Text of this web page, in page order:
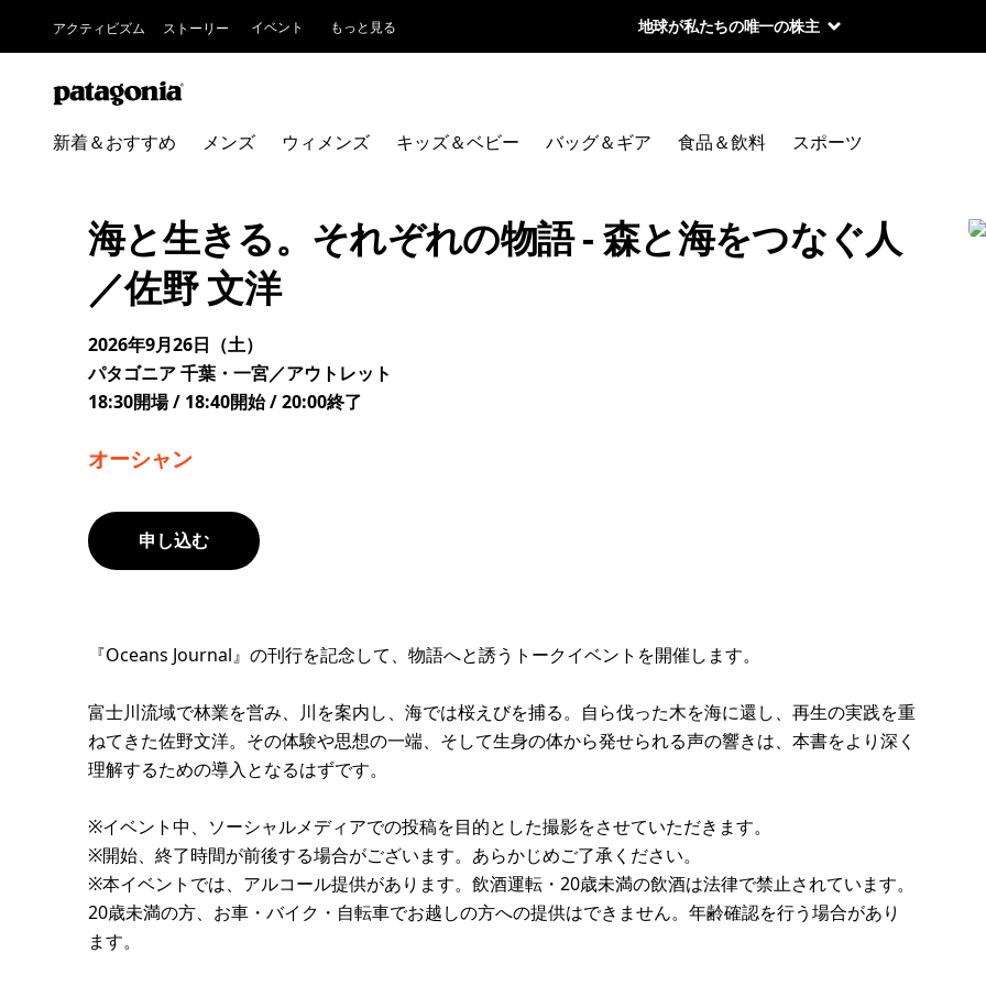
アクティビズム ストーリー イベント もっと見る 地球が私たちの唯一の株主
新着＆おすすめ メンズ ウィメンズ キッズ＆ベビー バッグ＆ギア 食品＆飲料 スポーツ
海と生きる。それぞれの物語 - 森と海をつなぐ人
／佐野 文洋
2026年9月26日（土）
パタゴニア 千葉・一宮／アウトレット
18:30開場 / 18:40開始 / 20:00終了
オーシャン
申し込む
『Oceans Journal』の刊行を記念して、物語へと誘うトークイベントを開催します。
富士川流域で林業を営み、川を案内し、海では桜えびを捕る。自ら伐った木を海に還し、再生の実践を重
ねてきた佐野文洋。その体験や思想の一端、そして生身の体から発せられる声の響きは、本書をより深く
理解するための導入となるはずです。
※イベント中、ソーシャルメディアでの投稿を目的とした撮影をさせていただきます。
※開始、終了時間が前後する場合がございます。あらかじめご了承ください。
※本イベントでは、アルコール提供があります。飲酒運転・20歳未満の飲酒は法律で禁止されています。
20歳未満の方、お車・バイク・自転車でお越しの方への提供はできません。年齢確認を行う場合があり
ます。